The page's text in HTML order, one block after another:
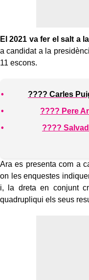
El 2021 va fer el salt a
a candidat a la
11 escons.
???? Carles
???? Pere
????
Ara es presenta com a
on les enquestes
i, la dreta en conjunt
quadrupliqui els seus